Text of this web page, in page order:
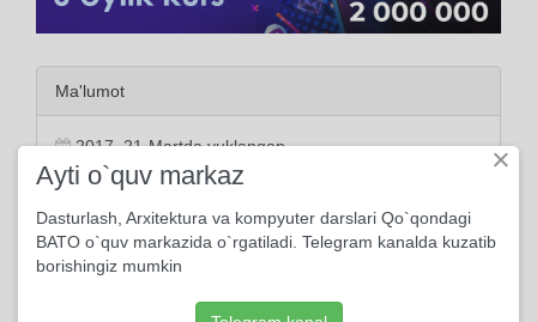
Ma'lumot
2017, 21-Martda yuklangan
1460 marta ko'rildi
4 kishi kutubxonasiga qo'shdi
×
Ayti o`quv markaz
Dasturlash, Arxitektura va kompyuter darslari Qo`qondagi
BATO o`quv markazida o`rgatiladi. Telegram kanalda kuzatib
borishingiz mumkin